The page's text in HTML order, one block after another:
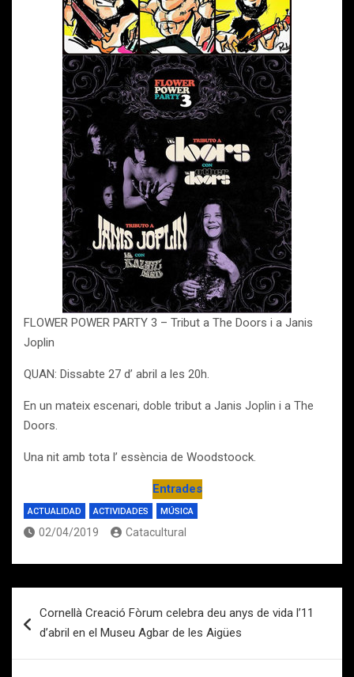
FLOWER POWER PARTY 3 – Tribut a The Doors i a Janis
Joplin
QUAN: Dissabte 27 d’ abril a les 20h.
En un mateix escenari, doble tribut a Janis Joplin i a The
Doors.
Una nit amb tota l’ essència de Woodstoock.
Entrades
ACTUALIDAD ACTIVIDADES MÚSICA
02/04/2019 Catacultural
de
Cornellà Creació Fòrum celebra deu anys de vida l’11
d’abril en el Museu Agbar de les Aigües